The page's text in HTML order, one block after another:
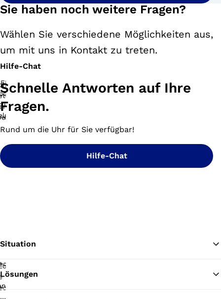
Sie haben noch weitere Fragen?
Wählen Sie verschiedene Möglichkeiten aus,
um mit uns in Kontakt zu treten.
Hilfe-Chat
Schnelle Antworten auf Ihre
Fragen.
Rund um die Uhr für Sie verfügbar!
Hilfe-Chat
Situation
Lösungen